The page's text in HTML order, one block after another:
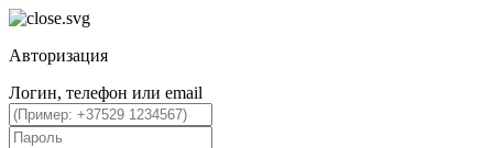
Авторизация
Логин, телефон или email